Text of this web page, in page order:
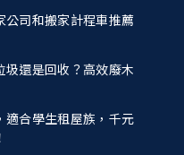
公司和搬家計程車推薦
還是回收？高效廢木
適合學生租屋族，千元